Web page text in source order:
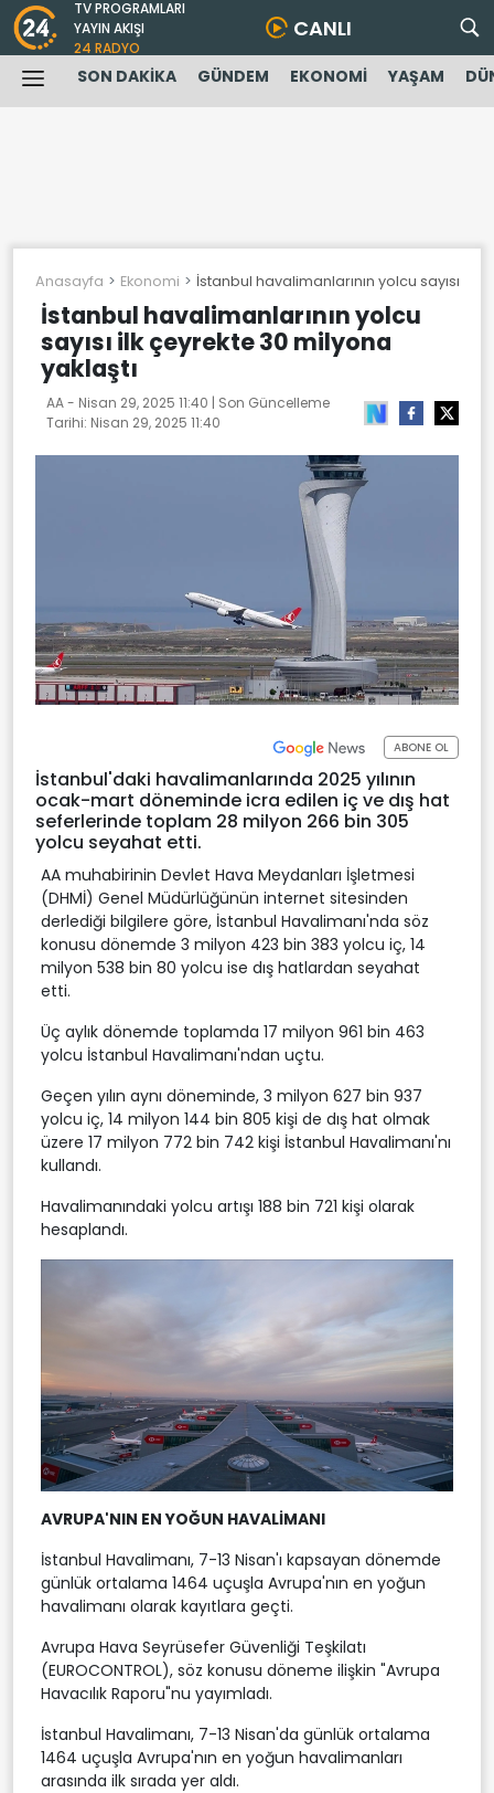
TV PROGRAMLARI
YAYIN AKIŞI
24 RADYO
CANLI
SON DAKİKA GÜNDEM EKONOMİ YAŞAM
Anasayfa Ekonomi İstanbul havalimanlarının yolcu sayısı ilk
İstanbul havalimanlarının yolcu
sayısı ilk çeyrekte 30 milyona
yaklaştı
AA - Nisan 29, 2025 11:40 | Son Güncelleme
Tarihi: Nisan 29, 2025 11:40
ABONE OL
İstanbul'daki havalimanlarında 2025 yılının
ocak-mart döneminde icra edilen iç ve dış hat
seferlerinde toplam 28 milyon 266 bin 305
yolcu seyahat etti.
AA muhabirinin Devlet Hava Meydanları İşletmesi
(DHMİ) Genel Müdürlüğünün internet sitesinden
derlediği bilgilere göre, İstanbul Havalimanı'nda söz
konusu dönemde 3 milyon 423 bin 383 yolcu iç, 14
milyon 538 bin 80 yolcu ise dış hatlardan seyahat
etti.
Üç aylık dönemde toplamda 17 milyon 961 bin 463
yolcu İstanbul Havalimanı'ndan uçtu.
Geçen yılın aynı döneminde, 3 milyon 627 bin 937
yolcu iç, 14 milyon 144 bin 805 kişi de dış hat olmak
üzere 17 milyon 772 bin 742 kişi İstanbul Havalimanı'nı
kullandı.
Havalimanındaki yolcu artışı 188 bin 721 kişi olarak
hesaplandı.
AVRUPA'NIN EN YOĞUN HAVALİMANI
İstanbul Havalimanı, 7-13 Nisan'ı kapsayan dönemde
günlük ortalama 1464 uçuşla Avrupa'nın en yoğun
havalimanı olarak kayıtlara geçti.
Avrupa Hava Seyrüsefer Güvenliği Teşkilatı
(EUROCONTROL), söz konusu döneme ilişkin "Avrupa
Havacılık Raporu"nu yayımladı.
İstanbul Havalimanı, 7-13 Nisan'da günlük ortalama
1464 uçuşla Avrupa'nın en yoğun havalimanları
arasında ilk sırada yer aldı.